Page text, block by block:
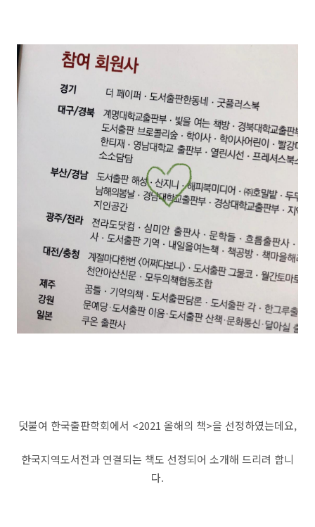
덧붙여 한국출판학회에서 <2021 올해의 책>을 선정하였는데요,
한국지역도서전과 연결되는 책도 선정되어 소개해 드리려 합니
다.